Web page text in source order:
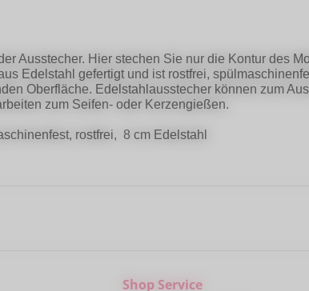
Ausstecher. Hier stechen Sie nur die Kontur des
Edelstahl gefertigt und ist rostfrei,
Oberfläche. Edelstahlausstecher können zum
zum Seifen- oder Kerzengießen.
rostfrei, 8 cm Edelstahl
Shop Service